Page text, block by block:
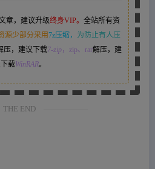
章，建议升级终身VIP。 全站所有资
源少部分采用7z压缩，
为防止有人压
压，建议下载7-zip，zip、rar解压，建
载WinRAR。
THE END